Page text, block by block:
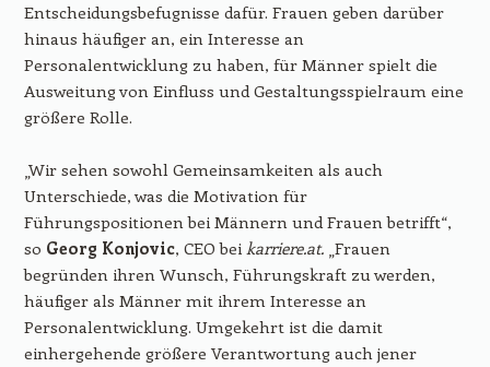
Entscheidungsbefugnisse dafür. Frauen geben darüber
hinaus häufiger an, ein Interesse an
Personalentwicklung zu haben, für Männer spielt die
Ausweitung von Einfluss und Gestaltungsspielraum eine
größere Rolle.
„Wir sehen sowohl Gemeinsamkeiten als auch
Unterschiede, was die Motivation für
Führungspositionen bei Männern und Frauen betrifft“,
so Georg Konjovic, CEO bei karriere.at.„Frauen
begründen ihren Wunsch, Führungskraft zu werden,
häufiger als Männer mit ihrem Interesse an
Personalentwicklung. Umgekehrt ist die damit
einhergehende größere Verantwortung auch jener